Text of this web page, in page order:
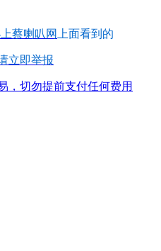
蔡喇叭网 上面看到的
立即举报
，切勿提前支付任何费用